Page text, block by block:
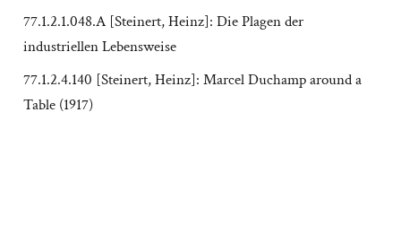
77.1.2.1.048.A [Steinert, Heinz]: Die Plagen der
industriellen Lebensweise
77.1.2.4.140 [Steinert, Heinz]: Marcel Duchamp around a
Table (1917)